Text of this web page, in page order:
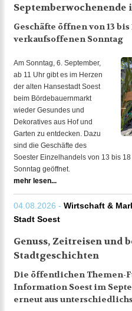
Geschäfte öffnen von 13 bis
verkaufsoffenen Sonntag
Am Sonntag, 6. September,
ab 11 Uhr gibt es im Herzen
der alten Hansestadt Soest
beim Bördebauernmarkt
wieder Gesundes und
Dekoratives aus Hof und
Garten zu entdecken. Dazu
sind die Geschäfte des
Soester Einzelhandels von 13 bis
Sonntag geöffnet.
mehr lesen...
04.08.2026 - Wirtschaft &
Stadt Soest
Genuss, Zeitreisen und
Stadtgeschichten
Die öffentlichen Themen-
Information Soest im
erneut aus